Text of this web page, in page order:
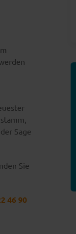
Sage
Sie
46 90